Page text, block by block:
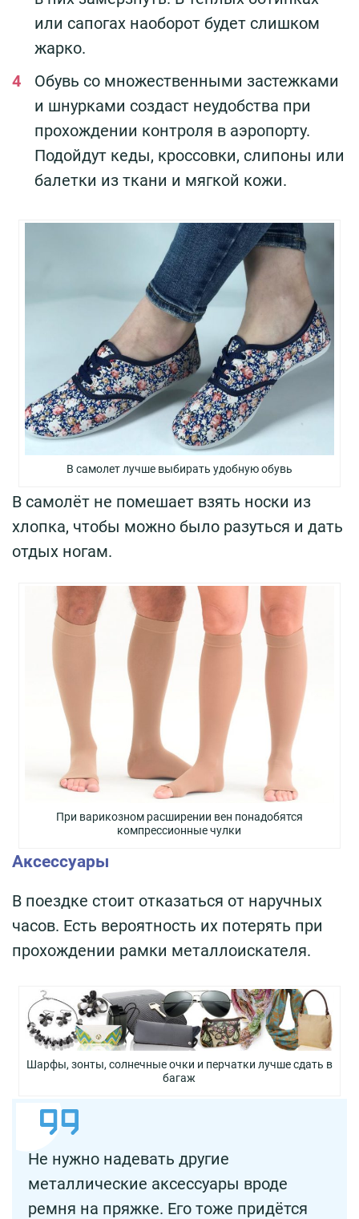
или сапогах наоборот будет слишком
жарко.
Обувь со множественными застежками
и шнурками создаст неудобства при
прохождении контроля в аэропорту.
Подойдут кеды, кроссовки, слипоны или
балетки из ткани и мягкой кожи.
В самолет лучше выбирать удобную обувь
В самолёт не помешает взять носки из
хлопка, чтобы можно было разуться и дать
отдых ногам.
При варикозном расширении вен понадобятся
компрессионные чулки
Аксессуары
В поездке стоит отказаться от наручных
часов. Есть вероятность их потерять при
прохождении рамки металлоискателя.
Шарфы, зонты, солнечные очки и перчатки лучше сдать в
багаж
Не нужно надевать другие
металлические аксессуары вроде
ремня на пряжке. Его тоже придётся